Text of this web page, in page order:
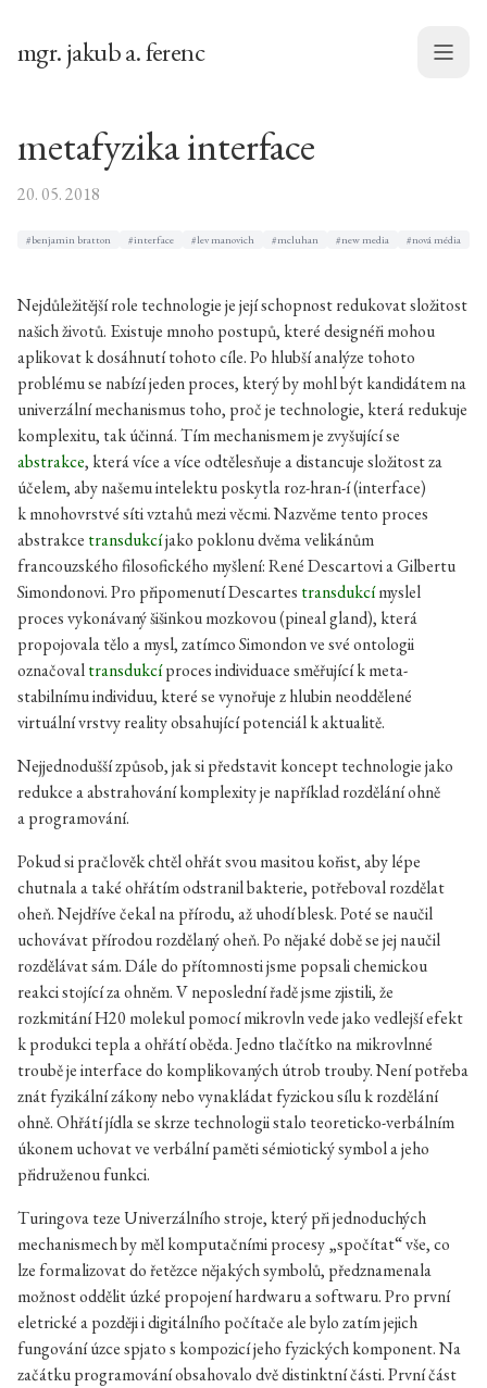
mgr. jakub a. ferenc Menu
metafyzika interface
20. 05. 2018
#benjamin bratton #interface #lev manovich #mcluhan #new media #nová média
Nejdůležitější role technologie je její schopnost redukovat složitost
našich životů. Existuje mnoho postupů, které designéři mohou
aplikovat k dosáhnutí tohoto cíle. Po hlubší analýze tohoto
problému se nabízí jeden proces, který by mohl být kandidátem na
univerzální mechanismus toho, proč je technologie, která redukuje
komplexitu, tak účinná. Tím mechanismem je zvyšující se
abstrakce, která více a více odtělesňuje a distancuje složitost za
účelem, aby našemu intelektu poskytla roz-hran-í (interface)
k mnohovrstvé síti vztahů mezi věcmi. Nazvěme tento proces
abstrakce transdukcíjako poklonu dvěma velikánům
francouzského filosofického myšlení: René Descartovi a Gilbertu
Simondonovi. Pro připomenutí Descartes transdukcímyslel
proces vykonávaný šišinkou mozkovou (pineal gland), která
propojovala tělo a mysl, zatímco Simondon ve své ontologii
označovaltransdukcíproces individuace směřující k meta-
stabilnímu individuu, které se vynořuje z hlubin neoddělené
virtuální vrstvy reality obsahující potenciál k aktualitě.
Nejjednodušší způsob, jak si představit koncept technologie jako
redukce a abstrahování komplexity je například rozdělání ohně
a programování.
Pokud si pračlověk chtěl ohřát svou masitou kořist, aby lépe
chutnala a také ohřátím odstranil bakterie, potřeboval rozdělat
oheň. Nejdříve čekal na přírodu, až uhodí blesk. Poté se naučil
uchovávat přírodou rozdělaný oheň. Po nějaké době se jej naučil
rozdělávat sám. Dále do přítomnosti jsme popsali chemickou
reakci stojící za ohněm. V neposlední řadě jsme zjistili, že
rozkmitání H20 molekul pomocí mikrovln vede jako vedlejší efekt
k produkci tepla a ohřátí oběda. Jedno tlačítko na mikrovlnné
troubě je interface do komplikovaných útrob trouby. Není potřeba
znát fyzikální zákony nebo vynakládat fyzickou sílu k rozdělání
ohně. Ohřátí jídla se skrze technologii stalo teoreticko-verbálním
úkonem uchovat ve verbální paměti sémiotický symbol a jeho
přidruženou funkci.
Turingova teze Univerzálního stroje, který při jednoduchých
mechanismech by měl komputačními procesy „spočítat“ vše, co
lze formalizovat do řetězce nějakých symbolů, předznamenala
možnost oddělit úzké propojení hardwaru a softwaru. Pro první
eletrické a později i digitálního počítače ale bylo zatím jejich
fungování úzce spjato s kompozicí jeho fyzických komponent. Na
začátku programování obsahovalo dvě distinktní části. První část